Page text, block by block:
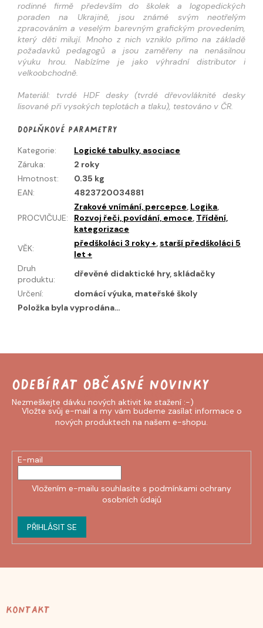
rodinné firmě především do školek a logopedických
poraden na Ukrajině, jsou známé svým neotřelým
zpracováním a veselým barevným grafickým provedením,
který děti milují. Mnoho z nich vzniklo přímo na základě
požadavků pedagogů a jsou zaměřeny na nenásilnou
výuku hrou. Nabízíme je jako výhradní distributor i
velkoobchodně.
Materiál: tvrdé HDF desky (tvrdé dřevovláknité desky
lisované při vysokých teplotách a tlaku), testováno v ČR.
Doplňkové parametry
Kategorie:
Logické tabulky, asociace
Záruka:
2 roky
Hmotnost:
0.35 kg
EAN: 4823720034881
PROCVIČUJE:
Zrakové vnímání, percepce, Logika,
Rozvoj řeči, povídání, emoce, Třídění,
kategorizace
VĚK: předškoláci 3 roky +, starší předškoláci 5
let +
Druh
produktu:
dřevěné didaktické hry, skládačky
Určení:
domácí výuka, mateřské školy
Položka byla vyprodána…
Vložte svůj e-mail a my vám budeme zasílat informace o
nových produktech na našem e-shopu.
E-mail
Vložením e-mailu souhlasíte s podmínkami ochrany
osobních údajů
PŘIHLÁSIT SE
Kontakt